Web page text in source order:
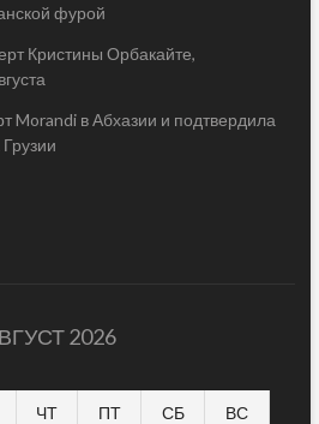
фурой
Кристины Орбакайте,
Morandi в Абхазии и подтвердила
2026
ЧТ ПТ СБ ВС